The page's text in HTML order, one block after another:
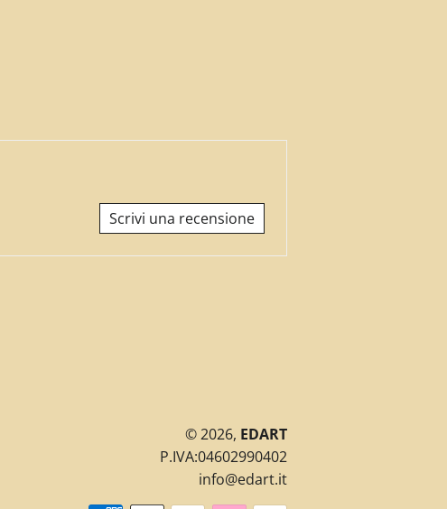
Scrivi una recensione
© 2026, EDART
P.IVA:04602990402
info@edart.it